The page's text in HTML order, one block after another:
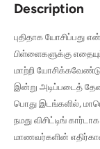
Description
புதிதாக யோசிப்பது
பிள்ளைகளுக்கு
மாற்றி
இன்று அடிப்படைத்
பொது இடங்களில்,
நமது விசிட்டிங்
மாணவர்களின்